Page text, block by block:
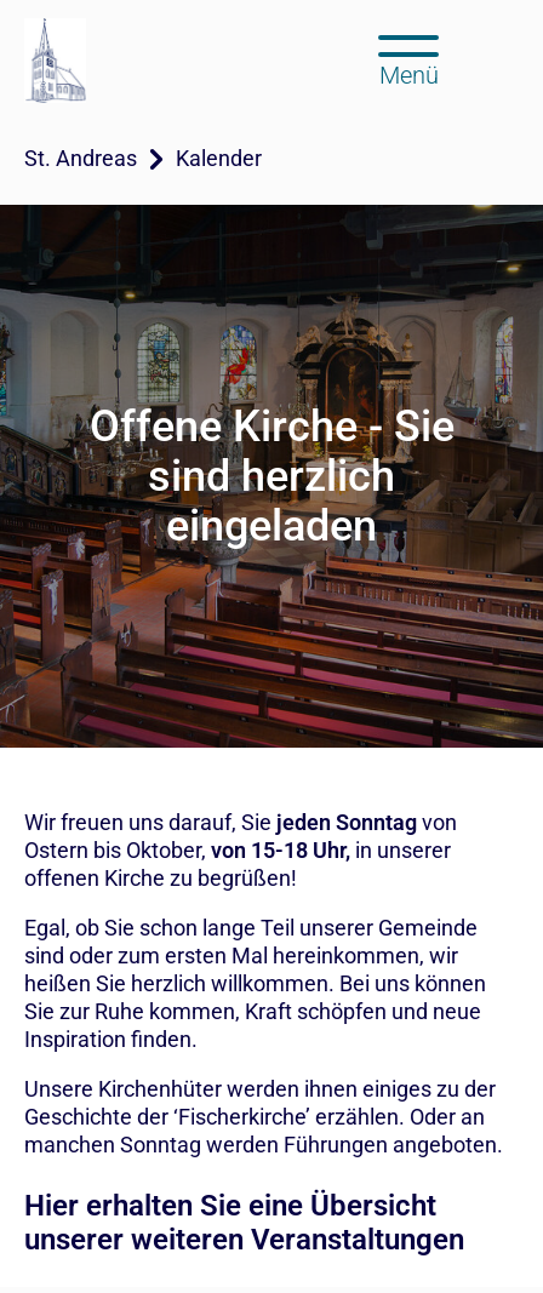
Menü
St. Andreas Kalender
Offene Kirche - Sie
sind herzlich
eingeladen
Wir freuen uns darauf, Sie jeden Sonntagvon
Ostern bis Oktober, von 15-18 Uhr, in unserer
offenen Kirche zu begrüßen!
Egal, ob Sie schon lange Teil unserer Gemeinde
sind oder zum ersten Mal hereinkommen, wir
heißen Sie herzlich willkommen. Bei uns können
Sie zur Ruhe kommen, Kraft schöpfen und neue
Inspiration finden.
Unsere Kirchenhüter werden ihnen einiges zu der
Geschichte der ‘Fischerkirche’ erzählen. Oder an
manchen Sonntag werden Führungen angeboten.
Hier erhalten Sie eine Übersicht
unserer weiteren Veranstaltungen